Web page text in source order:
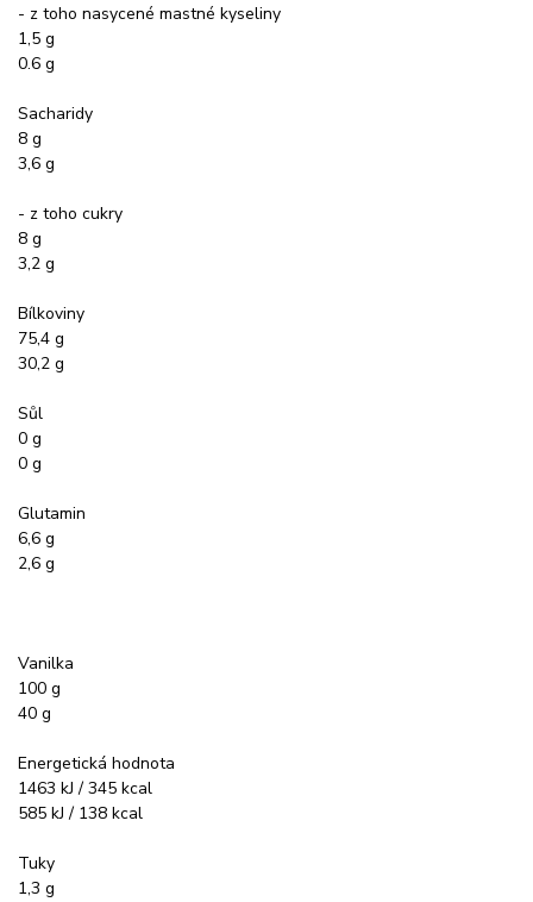
- z toho nasycené mastné kyseliny
1,5 g
0.6 g
Sacharidy
8 g
3,6 g
- z toho cukry
8 g
3,2 g
Bílkoviny
75,4 g
30,2 g
Sůl
0 g
0 g
Glutamin
6,6 g
2,6 g
Vanilka
100 g
40 g
Energetická hodnota
1463 kJ / 345 kcal
585 kJ / 138 kcal
Tuky
1,3 g